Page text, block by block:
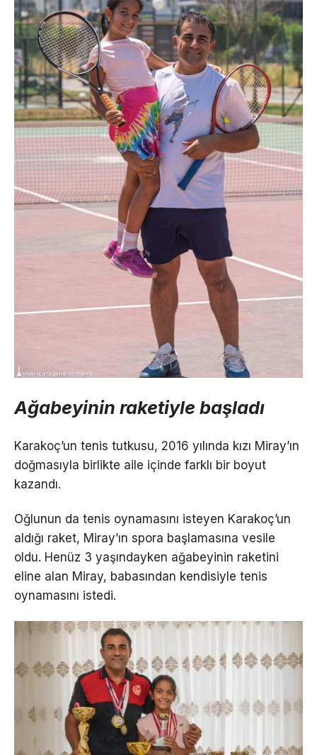
Ağabeyinin raketiyle başladı
Karakoç’un tenis tutkusu, 2016 yılında kızı Miray’ın
doğmasıyla birlikte aile içinde farklı bir boyut
kazandı.
Oğlunun da tenis oynamasını isteyen Karakoç’un
aldığı raket, Miray’ın spora başlamasına vesile
oldu. Henüz 3 yaşındayken ağabeyinin raketini
eline alan Miray, babasından kendisiyle tenis
oynamasını istedi.